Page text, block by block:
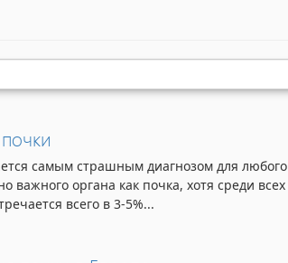
самым страшным диагнозом для
важного органа как почка, хотя среди
всего в 3-5%...